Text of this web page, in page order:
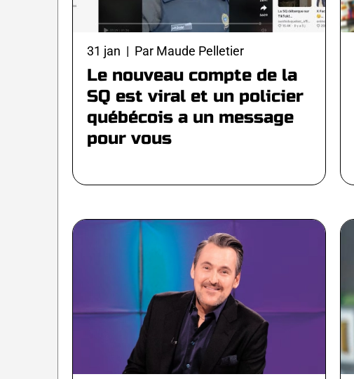
31 jan | Par Maude Pelletier
Le nouveau compte de la
SQ est viral et un policier
québécois a un message
pour vous